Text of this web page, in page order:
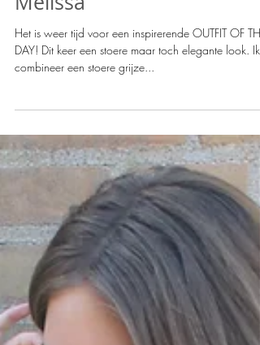
OUTFIT OF THE DAY |
Melissa
Het is weer tijd voor een inspirerende OUTFIT OF THE
combineer een stoere grijze...